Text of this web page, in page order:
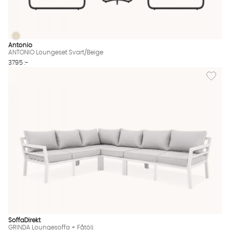
ANTONIO Loungeset Svart/Beige Finns även i dessa färger:
ANTONIO Loungeset Svart/Beige
Antonio
ANTONIO Loungeset Svart/Beige
3795 :-
Lägg
SoffaDirekt
GRINDA Loungesoffa + Fåtölj